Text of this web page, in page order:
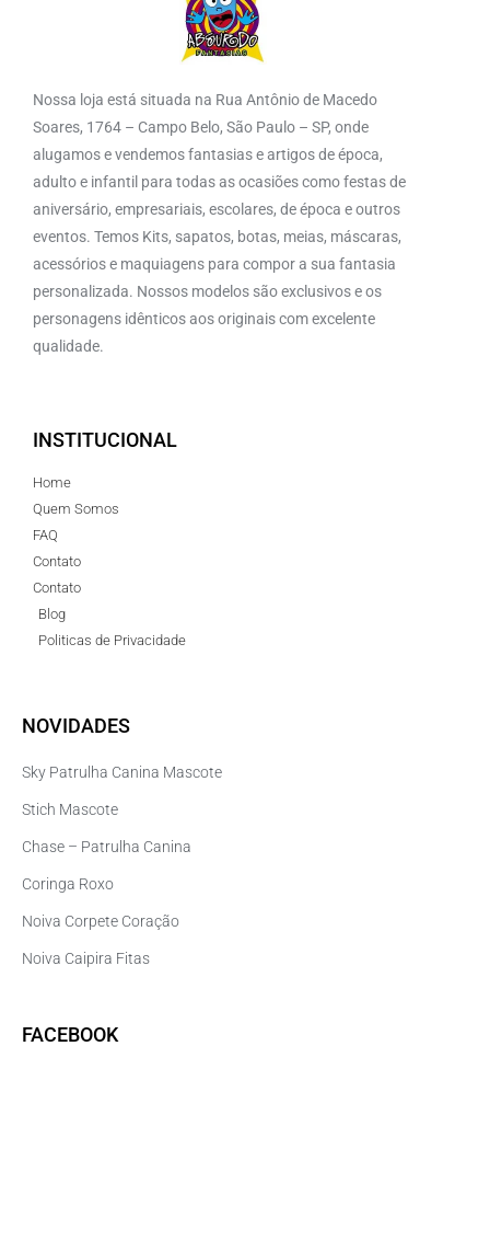
Nossa loja está situada na Rua Antônio de Macedo
Soares, 1764 – Campo Belo, São Paulo – SP, onde
alugamos e vendemos fantasias e artigos de época,
adulto e infantil para todas as ocasiões como festas de
aniversário, empresariais, escolares, de época e outros
eventos. Temos Kits, sapatos, botas, meias, máscaras,
acessórios e maquiagens para compor a sua fantasia
personalizada. Nossos modelos são exclusivos e os
personagens idênticos aos originais com excelente
qualidade.
INSTITUCIONAL
Home
Quem Somos
FAQ
Contato
Contato
Blog
Politicas de Privacidade
NOVIDADES
Sky Patrulha Canina Mascote
Stich Mascote
Chase – Patrulha Canina
Coringa Roxo
Noiva Corpete Coração
Noiva Caipira Fitas
FACEBOOK